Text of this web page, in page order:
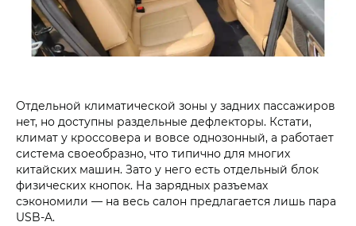
Отдельной климатической зоны у задних пассажиров
нет, но доступны раздельные дефлекторы. Кстати,
климат у кроссовера и вовсе однозонный, а работает
система своеобразно, что типично для многих
китайских машин. Зато у него есть отдельный блок
физических кнопок. На зарядных разъемах
сэкономили — на весь салон предлагается лишь пара
USB-A.